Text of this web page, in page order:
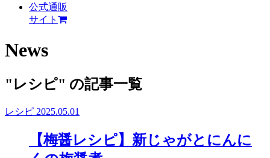
公式通販
サイト
News
"レシピ" の記事一覧
レシピ 2025.05.01
【梅醤レシピ】新じゃがとにんに